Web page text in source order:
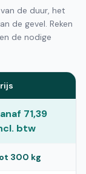
de duur, het
de gevel. Reken
de nodige
71,39
btw
300 kg